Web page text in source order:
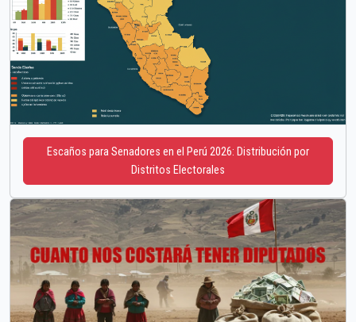
Escaños para Senadores en el Perú 2026: Distribución por
Distritos Electorales